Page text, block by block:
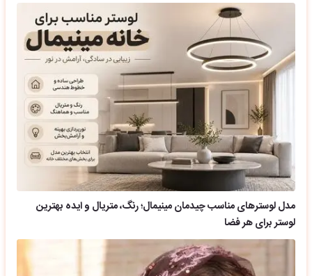
مدل لوسترهای مناسب چیدمان مینیمال؛ رنگ، متریال و ایده بهترین
لوستر برای هر فضا